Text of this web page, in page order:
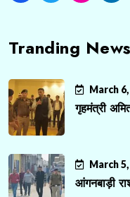
Tranding News
March
गृहमंत्री
March
आंगनबाड़ी